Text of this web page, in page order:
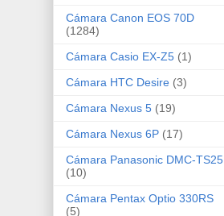
Cámara Canon EOS 70D
(1284)
Cámara Casio EX-Z5 (1)
Cámara HTC Desire (3)
Cámara Nexus 5 (19)
Cámara Nexus 6P (17)
Cámara Panasonic DMC-TS25
(10)
Cámara Pentax Optio 330RS
(5)